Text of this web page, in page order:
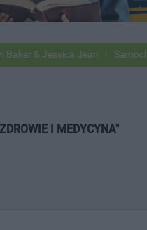
& Jessica Jean Samochody
I MEDYCYNA"